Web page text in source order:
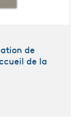
de
de la